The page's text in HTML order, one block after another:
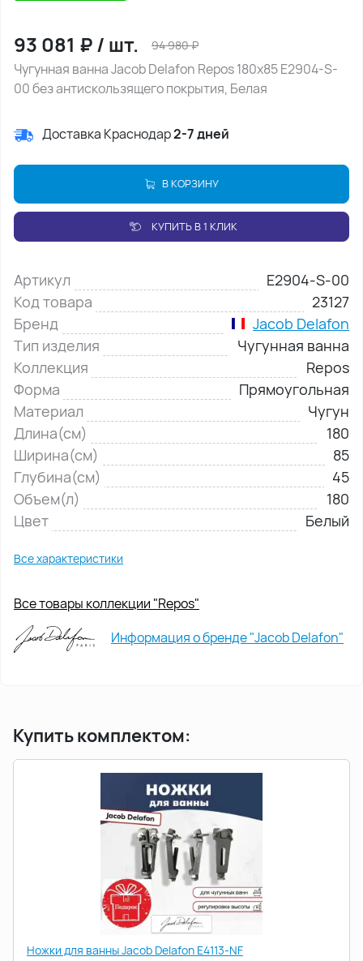
93 081 ₽/ шт. 94 980₽
Чугунная ванна Jacob Delafon Repos 180х85 E2904-S-
00 без антискользящего покрытия, Белая
Доставка Краснодар2-7 дней
В КОРЗИНУ
КУПИТЬ В 1 КЛИК
Артикул
E2904-S-00
Код товара
23127
Бренд
Jacob Delafon
Тип изделия
Чугунная ванна
Коллекция
Repos
Форма
Прямоугольная
Материал
Чугун
Длина(см)
180
Ширина(см)
85
Глубина(см)
45
Объем(л)
180
Цвет
Белый
Все характеристики
Все товары коллекции "Repos"
Информация о бренде "Jacob Delafon"
Купить комплектом:
Ножки для ванны Jacob Delafon E4113-NF